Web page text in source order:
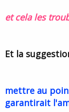
et cela les
Et la
mettre au
garantirait